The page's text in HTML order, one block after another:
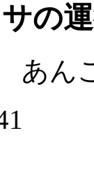
の
あん